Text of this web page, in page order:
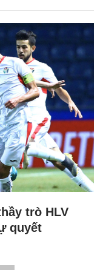
trò HLV
quyết